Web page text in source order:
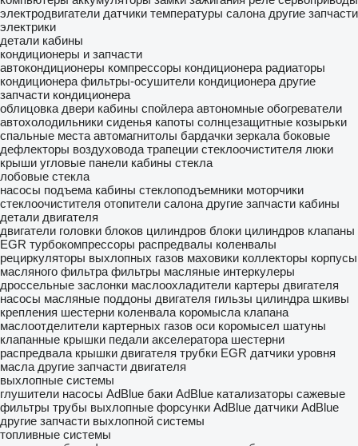
электродвигатели датчики температуры салона другие запчасти
электрики
детали кабины
кондиционеры и запчасти
автокондиционеры компрессоры кондиционера радиаторы
кондиционера фильтры-осушители кондиционера другие
запчасти кондиционера
облицовка двери кабины спойлера автономные обогреватели
автохолодильники сиденья капоты солнцезащитные козырьки
спальные места автомагнитолы бардачки зеркала боковые
дефлекторы воздуховода трапеции стеклоочистителя люки
крыши угловые панели кабины стекла
лобовые стекла
насосы подъема кабины стеклоподъемники моторчики
стеклоочистителя отопители салона другие запчасти кабины
детали двигателя
двигатели головки блоков цилиндров блоки цилиндров клапаны
EGR турбокомпрессоры распредвалы коленвалы
рециркуляторы выхлопных газов маховики коллекторы корпусы
масляного фильтра фильтры масляные интеркулеры
дроссельные заслонки маслоохладители картеры двигателя
насосы масляные поддоны двигателя гильзы цилиндра шкивы
крепления шестерни коленвала коромысла клапана
маслоотделители картерных газов оси коромысел шатуны
клапанные крышки педали акселератора шестерни
распредвала крышки двигателя трубки EGR датчики уровня
масла другие запчасти двигателя
выхлопные системы
глушители насосы AdBlue баки AdBlue катализаторы сажевые
фильтры трубы выхлопные форсунки AdBlue датчики AdBlue
другие запчасти выхлопной системы
топливные системы